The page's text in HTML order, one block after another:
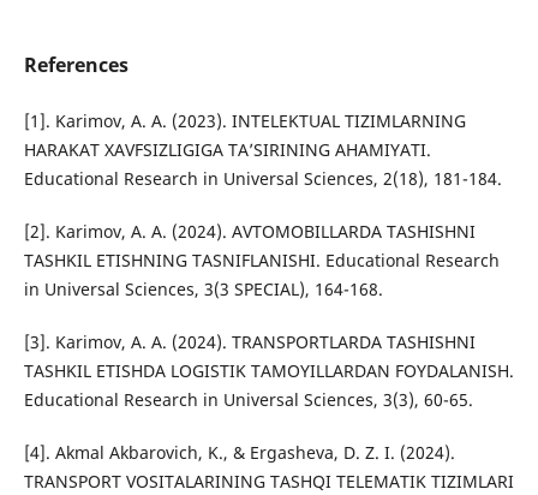
References
[1]. Karimov, A. A. (2023). INTELEKTUAL TIZIMLARNING
HARAKAT XAVFSIZLIGIGA TA’SIRINING AHAMIYATI.
Educational Research in Universal Sciences, 2(18), 181-184.
[2]. Karimov, A. A. (2024). AVTOMOBILLARDA TASHISHNI
TASHKIL ETISHNING TASNIFLANISHI. Educational Research
in Universal Sciences, 3(3 SPECIAL), 164-168.
[3]. Karimov, A. A. (2024). TRANSPORTLARDA TASHISHNI
TASHKIL ETISHDA LOGISTIK TAMOYILLARDAN FOYDALANISH.
Educational Research in Universal Sciences, 3(3), 60-65.
[4]. Akmal Akbarovich, K., & Ergasheva, D. Z. I. (2024).
TRANSPORT VOSITALARINING TASHQI TELEMATIK TIZIMLARI